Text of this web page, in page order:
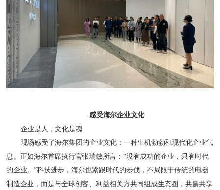
感受海尔企业文化
企业是人，文化是魂
现场感受了海尔集团的企业文化：一种生机勃勃和现代化企业气
息。正如海尔首席执行官张瑞敏所言：“没有成功的企业，只有时代
的企业。”科技进步，海尔也紧跟时代的步伐，不局限于传统的电器
制造企业，而是与全球创客、利益相关方共同组成生态圈，共赢共享